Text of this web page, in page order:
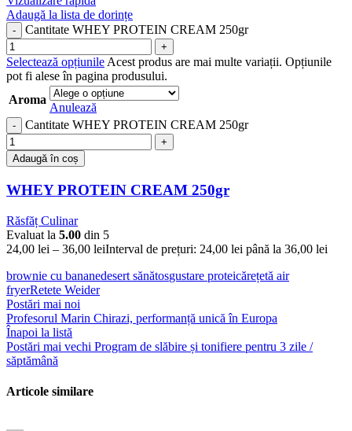
Adaugă la lista de dorințe
Cantitate WHEY PROTEIN CREAM 250gr
Selectează opțiunile Acest produs are mai multe variații. Opțiunile
pot fi alese în pagina produsului.
Aroma
Anulează
Cantitate WHEY PROTEIN CREAM 250gr
Adaugă în coș
WHEY PROTEIN CREAM 250gr
Răsfăț Culinar
Evaluat la 5.00 din 5
24,00 lei – 36,00 leiInterval de prețuri: 24,00 lei până la 36,00 lei
brownie cu bananedesert sănătosgustare proteicărețetă air
fryerRetete Weider
Postări mai noi
Profesorul Marin Chirazi, performanță unică în Europa
Înapoi la listă
Postări mai vechi Program de slăbire și tonifiere pentru 3 zile /
săptămână
Articole similare